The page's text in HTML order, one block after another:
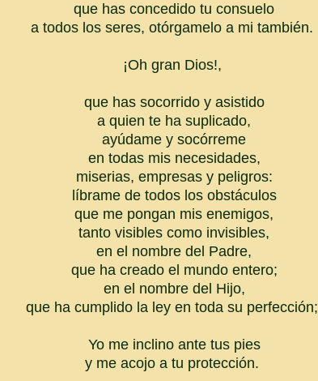
que has concedido tu consuelo
a todos los seres, otórgamelo a mi también.
¡Oh gran Dios!,
que has socorrido y asistido
a quien te ha suplicado,
ayúdame y socórreme
en todas mis necesidades,
miserias, empresas y peligros:
líbrame de todos los obstáculos
que me pongan mis enemigos,
tanto visibles como invisibles,
en el nombre del Padre,
que ha creado el mundo entero;
en el nombre del Hijo,
que ha cumplido la ley en toda su perfección;
Yo me inclino ante tus pies
y me acojo a tu protección.